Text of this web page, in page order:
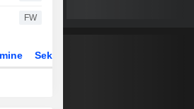
FW
Sektor